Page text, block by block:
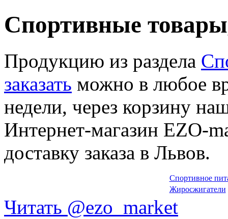
Спортивные
Продукцию из раздела
заказать можно в любое
недели, через корзину
Интернет-магазин EZO-
доставку заказа в Львов.
Спортивное
Жиросжигатели
Читать @ezo_market